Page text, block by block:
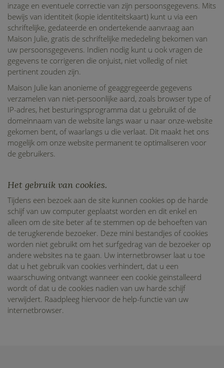
inzage en eventuele correctie van zijn persoonsgegevens. Mits
bewijs van identiteit (kopie identiteitskaart) kunt u via een
schriftelijke, gedateerde en ondertekende aanvraag aan
Maison Julie, gratis de schriftelijke mededeling bekomen van
uw persoonsgegevens. Indien nodig kunt u ook vragen de
gegevens te corrigeren die onjuist, niet volledig of niet
pertinent zouden zijn.
Maison Julie kan anonieme of geaggregeerde gegevens
verzamelen van niet-persoonlijke aard, zoals browser type of
IP-adres, het besturingsprogramma dat u gebruikt of de
domeinnaam van de website langs waar u naar onze-website
gekomen bent, of waarlangs u die verlaat. Dit maakt het ons
mogelijk om onze website permanent te optimaliseren voor
de gebruikers.
Het gebruik van cookies.
Tijdens een bezoek aan de site kunnen cookies op de harde
schijf van uw computer geplaatst worden en dit enkel en
alleen om de site beter af te stemmen op de behoeften van
de terugkerende bezoeker. Deze mini bestandjes of cookies
worden niet gebruikt om het surfgedrag van de bezoeker op
andere websites na te gaan. Uw internetbrowser laat u toe
dat u het gebruik van cookies verhindert, dat u een
waarschuwing ontvangt wanneer een cookie geïnstalleerd
wordt of dat u de cookies nadien van uw harde schijf
verwijdert. Raadpleeg hiervoor de help-functie van uw
internetbrowser.